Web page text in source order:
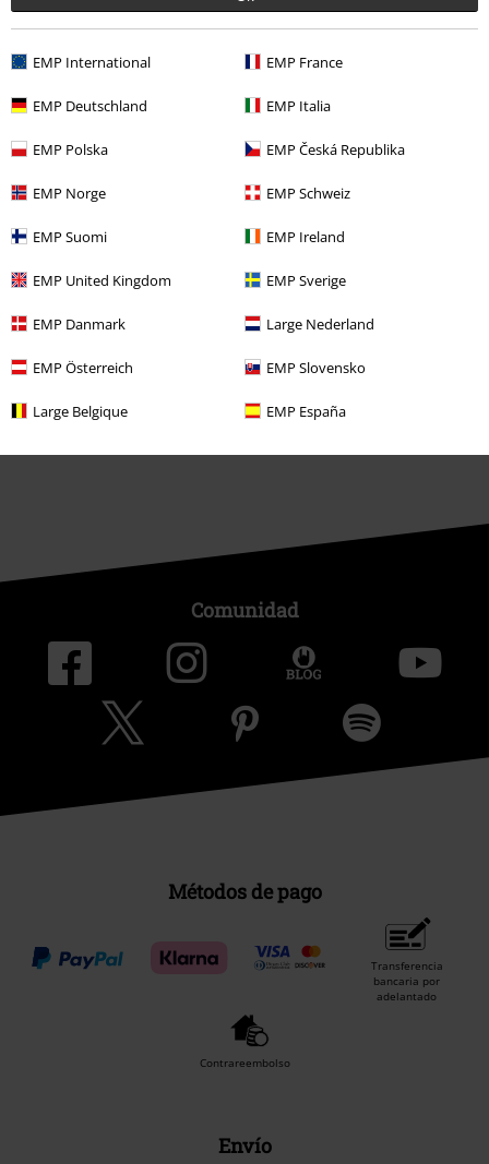
EMP International EMP France
EMP Deutschland EMP Italia
EMP Polska EMP Česká Republika
EMP Norge EMP Schweiz
EMP Suomi EMP Ireland
EMP United Kingdom EMP Sverige
EMP Danmark Large Nederland
EMP Österreich EMP Slovensko
Large Belgique EMP España
Concursos
Cheques Regalo
Descuento para estudiantes
EMP Backstage Club
Comunidad
Métodos de pago
Transferencia
bancaria por
adelantado
Contrareembolso
Envío